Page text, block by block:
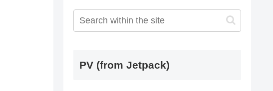
PV (from Jetpack)